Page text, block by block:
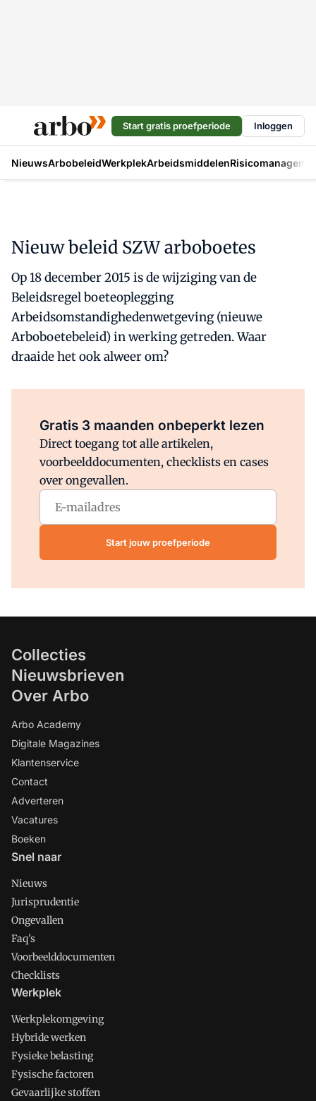
Start gratis proefperiode Inloggen
NieuwsArbobeleidWerkplekArbeidsmiddelen
Nieuw beleid SZW arboboetes
Op 18 december 2015 is de wijziging van de
Beleidsregel boeteoplegging
Arbeidsomstandighedenwetgeving (nieuwe
Arboboetebeleid) in werking getreden. Waar
draaide het ook alweer om?
Gratis 3 maanden onbeperkt lezen
Direct toegang tot alle artikelen,
voorbeelddocumenten, checklists en cases
over ongevallen.
Start jouw proefperiode
Collecties
Nieuwsbrieven
Over Arbo
Arbo Academy
Digitale Magazines
Klantenservice
Contact
Adverteren
Vacatures
Boeken
Snel naar
Nieuws
Jurisprudentie
Ongevallen
Faq's
Voorbeelddocumenten
Checklists
Werkplek
Werkplekomgeving
Hybride werken
Fysieke belasting
Fysische factoren
Gevaarlijke stoffen